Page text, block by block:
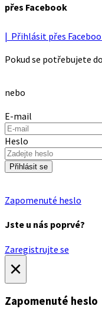
přes Facebook
| Přihlásit přes
Pokud se potřebujete
nebo
E-mail
Heslo
Přihlásit se
Zapomenuté heslo
Jste u nás poprvé?
Zaregistrujte se
×
Zapomenuté heslo